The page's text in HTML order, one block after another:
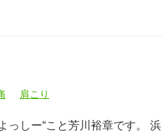
肩こり
しー“こと芳川裕章です。 浜